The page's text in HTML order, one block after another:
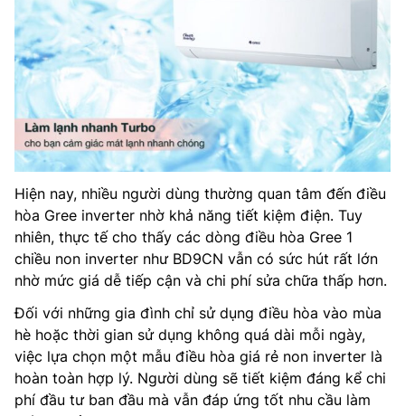
Hiện nay, nhiều người dùng thường quan tâm đến điều
hòa Gree inverter nhờ khả năng tiết kiệm điện. Tuy
nhiên, thực tế cho thấy các dòng điều hòa Gree 1
chiều non inverter như BD9CN vẫn có sức hút rất lớn
nhờ mức giá dễ tiếp cận và chi phí sửa chữa thấp hơn.
Đối với những gia đình chỉ sử dụng điều hòa vào mùa
hè hoặc thời gian sử dụng không quá dài mỗi ngày,
việc lựa chọn một mẫu điều hòa giá rẻ non inverter là
hoàn toàn hợp lý. Người dùng sẽ tiết kiệm đáng kể chi
phí đầu tư ban đầu mà vẫn đáp ứng tốt nhu cầu làm